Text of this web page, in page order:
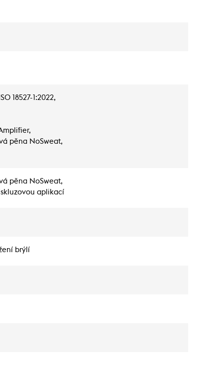
18527-1:2022,
pěna NoSweat,
pěna NoSweat,
aplikací
brýlí